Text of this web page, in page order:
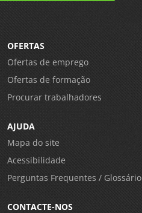
OFERTAS
Ofertas de emprego
Ofertas de formação
Procurar trabalhadores
AJUDA
Mapa do site
Acessibilidade
Perguntas Frequentes / Glossário
CONTACTE-NOS